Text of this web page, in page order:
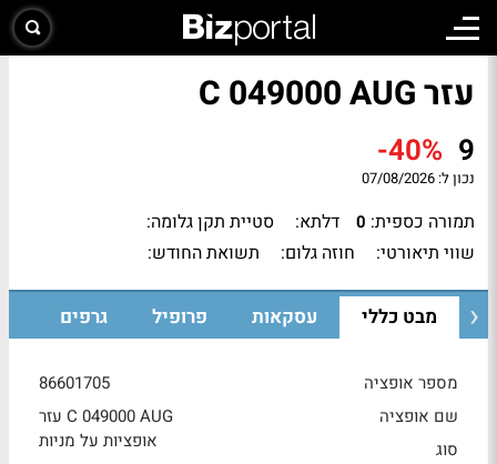
עזר C 049000 AUG
9
-40%
נכון ל: 07/08/2026
תמורה כספית: 0 דלתא:
סטיית תקן גלומה:
שווי תיאורטי:
חוזה גלום: תשואת החודש:
מבט כללי עסקאות פרופיל גרפים
מספר אופציה
86601705
שם אופציה
עזר C 049000 AUG
סוג
אופציות על מניות